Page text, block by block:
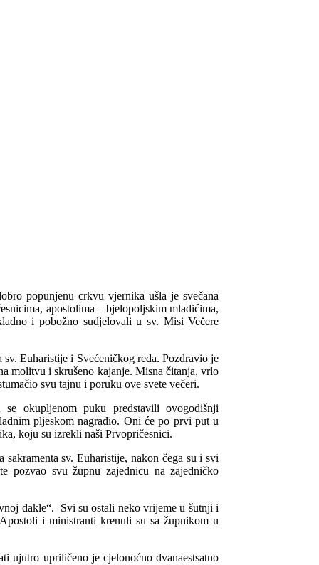
popunjenu crkvu vjernika ušla je svečana
apostolima – bjelopoljskim mladićima,
i pobožno sudjelovali u sv. Misi Večere
Euharistije i Svećeničkog reda. Pozdravio je
molitvu i skrušeno kajanje. Misna čitanja, vrlo
svu tajnu i poruku ove svete večeri.
okupljenom puku predstavili ovogodišnji
pljeskom nagradio. Oni će po prvi put u
koju su izrekli naši Prvopričesnici.
sv. Euharistije, nakon čega su i svi
pozvao svu župnu zajednicu na zajedničko
dakle“. Svi su ostali neko vrijeme u šutnji i
i ministranti krenuli su sa župnikom u
ujutro upriličeno je cjelonoćno dvanaestsatno